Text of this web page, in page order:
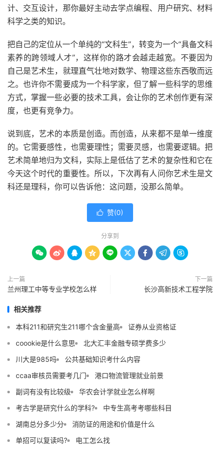
计、交互设计，那你最好主动去学点编程、用户研究、材料
科学之类的知识。
把自己的定位从一个单纯的“文科生”，转变为一个“具备文科
素养的跨领域人才”，这样你的路才会越走越宽。不要因为
自己是艺术生，就理直气壮地对数学、物理这些东西敬而远
之。也许你不需要成为一个科学家，但了解一些科学的思维
方式，掌握一些必要的技术工具，会让你的艺术创作更有深
度，也更有竞争力。
说到底，艺术的本质是创造。而创造，从来都不是单一维度
的。它需要感性，也需要理性；需要灵感，也需要逻辑。把
艺术简单地归为文科，实际上是低估了艺术的复杂性和它在
今天这个时代的重要性。所以，下次再有人问你艺术生是文
科还是理科，你可以告诉他：这问题，没那么简单。
 赞(0)
分享到
        
上一篇
兰州理工中等专业学校怎么样
下一篇
长沙高新技术工程学院
相关推荐
本科211和研究生211哪个含金量高
证券从业资格证
coookie是什么意思
北大汇丰金融专硕学费多少
川大是985吗
公共基础知识考什么内容
ccaa审核员需要考几门
港口物流管理就业前景
副词有没有比较级
华农会计学就业怎么样啊
考古学是研究什么的学科?
中专生高考考哪些科目
湖南总分多少分
消防证的用途和价值是什么
单招可以复读吗?
电工怎么找